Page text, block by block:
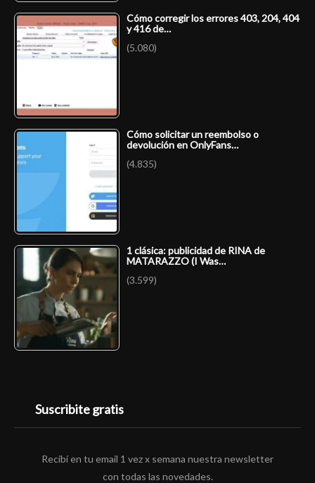
Cómo corregir los errores 403, 204, 404
y 416 de…
(5.080)
Cómo solicitar un reembolso o
devolución en OnlyFans…
(4.835)
1 clásica: publicidad de RINA de
MATARAZZO (I Was…
(3.599)
Suscribite gratis
Recibí en tu email 1 vez x semana nuestra newsletter
con todas las novedades.